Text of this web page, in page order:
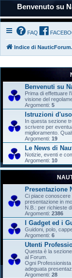
Benvenuto su
FAQ
Indice di
Benvenuti su
Prima di effettuare
visione del
Argomenti: 5
Istruzioni
In questa sezione
scrivere per
miglioramento.
Argomenti: 19
Le News di
Notizie, eventi e
Argomenti: 10
Presentazione
Ci piace conoscere
presentazione in
N.B.: per richieste
Argomenti: 2386
I Gadget ed i
Guidoni, polo,
Argomenti: 6
Utenti
Questa è la
al Forum.
Ogni
adeguata
Argomenti: 28